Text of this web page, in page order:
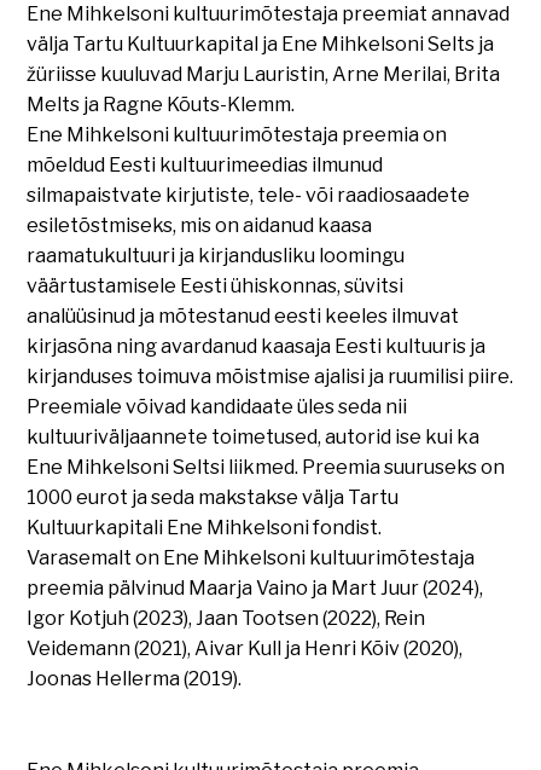
Ene Mihkelsoni kultuurimõtestaja preemiat annavad
välja Tartu Kultuurkapital ja Ene Mihkelsoni Selts ja
žüriisse kuuluvad Marju Lauristin, Arne Merilai, Brita
Melts ja Ragne Kõuts-Klemm.
Ene Mihkelsoni kultuurimõtestaja preemia on
mõeldud Eesti kultuurimeedias ilmunud
silmapaistvate kirjutiste, tele- või raadiosaadete
esiletõstmiseks, mis on aidanud kaasa
raamatukultuuri ja kirjandusliku loomingu
väärtustamisele Eesti ühiskonnas, süvitsi
analüüsinud ja mõtestanud eesti keeles ilmuvat
kirjasõna ning avardanud kaasaja Eesti kultuuris ja
kirjanduses toimuva mõistmise ajalisi ja ruumilisi piire.
Preemiale võivad kandidaate üles seda nii
kultuuriväljaannete toimetused, autorid ise kui ka
Ene Mihkelsoni Seltsi liikmed. Preemia suuruseks on
1000 eurot ja seda makstakse välja Tartu
Kultuurkapitali Ene Mihkelsoni fondist.
Varasemalt on Ene Mihkelsoni kultuurimõtestaja
preemia pälvinud Maarja Vaino ja Mart Juur (2024),
Igor Kotjuh (2023), Jaan Tootsen (2022), Rein
Veidemann (2021), Aivar Kull ja Henri Kõiv (2020),
Joonas Hellerma (2019).